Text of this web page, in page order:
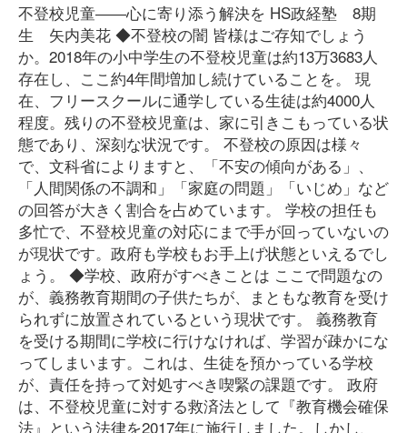
不登校児童――心に寄り添う解決を HS政経塾 8期
生 矢内美花 ◆不登校の闇 皆様はご存知でしょう
か。2018年の小中学生の不登校児童は約13万3683人
存在し、ここ約4年間増加し続けていることを。 現
在、フリースクールに通学している生徒は約4000人
程度。残りの不登校児童は、家に引きこもっている状
態であり、深刻な状況です。 不登校の原因は様々
で、文科省によりますと、「不安の傾向がある」、
「人間関係の不調和」「家庭の問題」「いじめ」など
の回答が大きく割合を占めています。 学校の担任も
多忙で、不登校児童の対応にまで手が回っていないの
が現状です。政府も学校もお手上げ状態といえるでし
ょう。 ◆学校、政府がすべきことは ここで問題なの
が、義務教育期間の子供たちが、まともな教育を受け
られずに放置されているという現状です。 義務教育
を受ける期間に学校に行けなければ、学習が疎かにな
ってしまいます。これは、生徒を預かっている学校
が、責任を持って対処すべき喫緊の課題です。 政府
は、不登校児童に対する救済法として『教育機会確保
法』という法律を2017年に施行しました。しかし、